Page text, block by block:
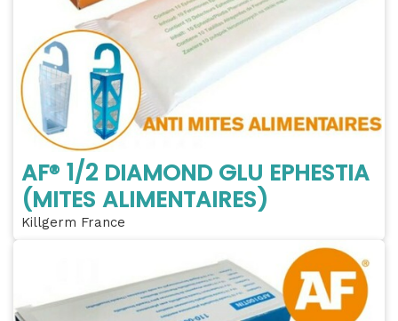
AF® 1/2 DIAMOND GLU EPHESTIA
(MITES ALIMENTAIRES)
Killgerm France